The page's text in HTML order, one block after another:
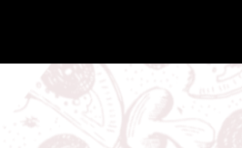
contenu